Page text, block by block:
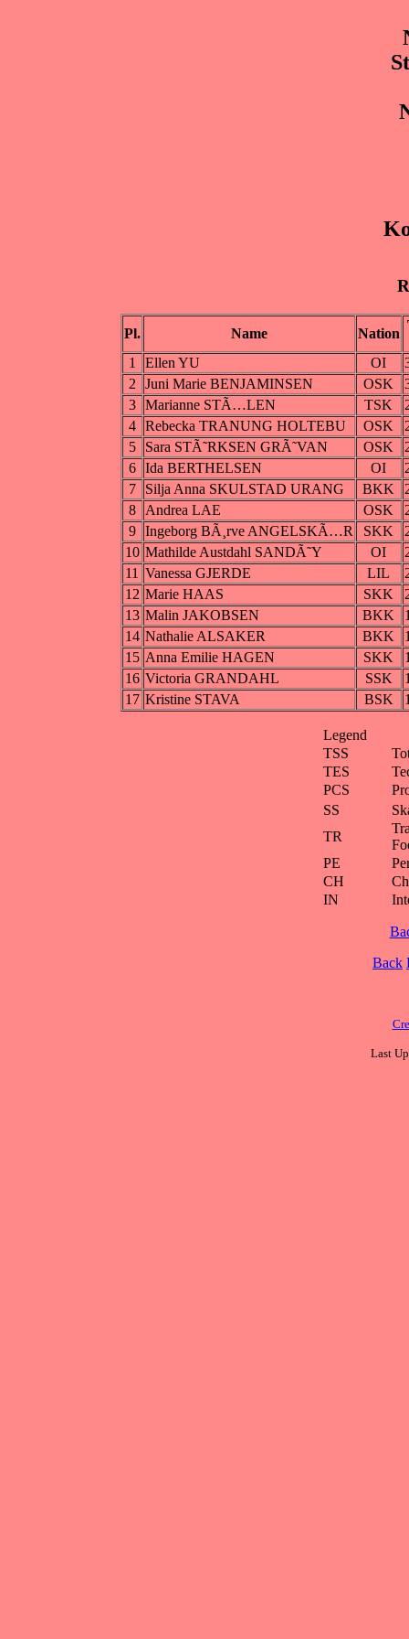
Pl. Name Nation
1 Ellen YU OI
2
Juni Marie BENJAMINSEN OSK
3
Marianne STÃ…LEN TSK
4
Rebecka TRANUNG HOLTEBU OSK
5
Sara STÃ˜RKSEN GRÃ˜VAN OSK
6
Ida BERTHELSEN OI
7
Silja Anna SKULSTAD URANG BKK
8
Andrea LAE OSK
9
Ingeborg BÃ¸rve ANGELSKÃ…R SKK
10 Mathilde Austdahl SANDÃ˜Y OI
11 Vanessa GJERDE LIL
12 Marie HAAS SKK
13 Malin JAKOBSEN BKK
14 Nathalie ALSAKER BKK
15 Anna Emilie HAGEN SKK
16 Victoria GRANDAHL SSK
17 Kristine STAVA BSK
Legend
TSS
TES
PCS
SS
TR
PE
CH
IN
Back
Last